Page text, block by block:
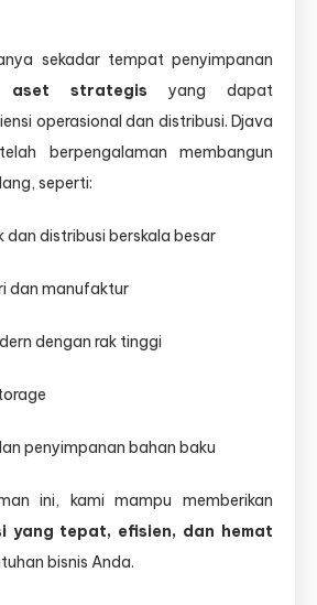
sekadar tempat penyimpanan
aset strategis yang dapat
operasional dan distribusi. Djava
berpengalaman membangun
seperti:
dan distribusi berskala besar
dan manufaktur
dengan rak tinggi
penyimpanan bahan baku
ini, kami mampu memberikan
yang tepat, efisien, dan hemat
bisnis Anda.